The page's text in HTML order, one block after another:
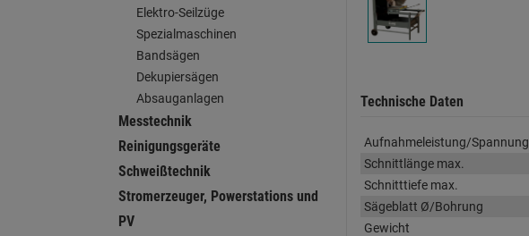
Elektro-Seilzüge
Spezialmaschinen
Bandsägen
Dekupiersägen
Absauganlagen
Messtechnik
Reinigungsgeräte
Schweißtechnik
Stromerzeuger, Powerstations und
PV
Technische Daten
Aufnahmeleistung/Spannung
Schnittlänge max.
Schnitttiefe max.
Sägeblatt Ø/Bohrung
Gewicht